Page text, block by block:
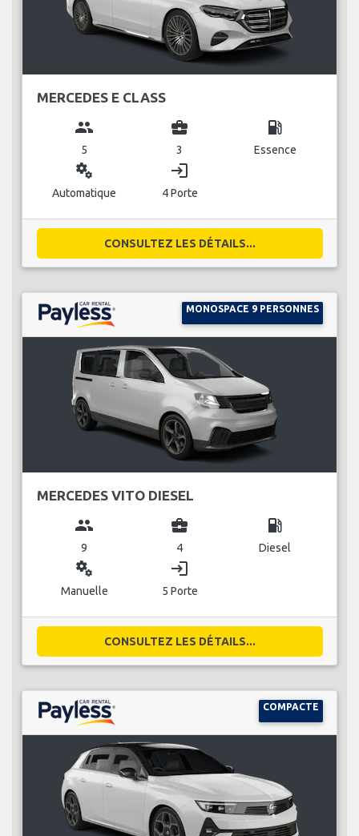
MERCEDES E CLASS
group
5
business_center
3
local_gas_station
Essence
miscellaneous_services
Automatique
login
4 Porte
CONSULTEZ LES DÉTAILS...
MONOSPACE 9 PERSONNES
MERCEDES VITO DIESEL
group
9
business_center
4
local_gas_station
Diesel
miscellaneous_services
Manuelle
login
5 Porte
CONSULTEZ LES DÉTAILS...
COMPACTE